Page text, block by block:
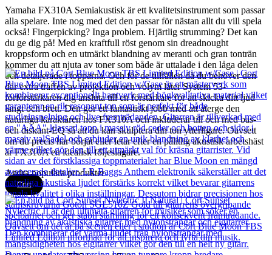
Yamaha FX310A Semiakustisk är ett kvalitetsinstrument som passar
alla spelare. Inte nog med det den passar för nästan allt du vill spela
också! Fingerpicking? Inga problem. Hjärtlig strumming? Det kan
du ge dig på! Med en kraftfull röst genom sin dreadnought
kroppsform och en utmärkt blandning av meranti och gran tonträn
kommer du att njuta av toner som både är uttalade i den låga delen
och detaljerade i topparna. Och för de tillfällen då du behöver den
där extra träffen av projektion och volym låter System 53-
förförstärkaren dig ansluta till en förstärkare för att skicka ditt ljud
långt och brett. Den gör ett fantastiskt jobb med att återge den
naturliga karaktären hos FX310A och inkluderar till och med bas-
och diskant-EQ så att du kan skulptera din ton ytterligare. Oavsett
om du precis har börjat eller letar efter en pålitlig akustisk arbetshäst
är FX310A en idealisk följeslagare.
Andra populära produkter
Cort